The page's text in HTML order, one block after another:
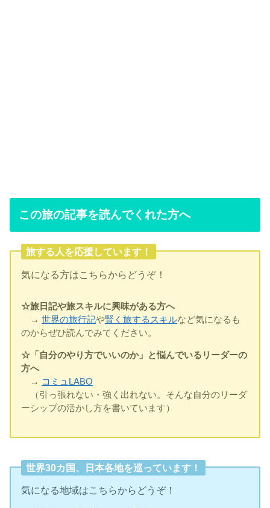
この旅の記事を読んでくれた方へ
旅する人を応援しています！
気になる方はこちらからどうぞ！
☆旅日記や旅スキルに興味がある方へ
→世界の旅行記や賢く旅するスキルなど気になるも
のからぜひ読んでみてください。
☆「自分のやり方でいいのか」と悩んでいるリーダーの
方へ
→ コミュLABO
（引っ張れない・強く出れない。そんな自分のリーダ
ーシップの活かし方を書いています）
世界30カ国、日本各地を巡っています！
気になる地域はこちらからどうぞ！